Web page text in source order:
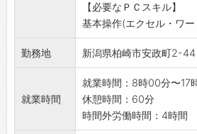
※変更範囲:全ての業務へ
り
【必要なＰＣスキル】
基本操作(エクセル・ワー
勤務地 新潟県柏崎市安政町2-44
就業時間
就業時間：8時00分〜17
休憩時間：60分
時間外労働時間：4時間